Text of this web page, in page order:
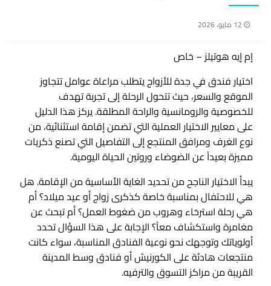
نُشر
12 مايو، 2026
إم إيه هوتيلز – خاص
اختيار فندق في جدة للأزواج يتطلب مراعاة عوامل تتجاوز
الموقع والسعر، حيث تتحول الرحلة إلى تجربة تهدف
للخصوصية والرومانسية والراحة المطلقة. يركز هذا الدليل
على معايير الاختيار العملية التي تضمن إقامة استثنائية، من
نوع الغرف ومرافق المنتجع إلى التفاصيل التي تصنع ذكريات
مميزة بعيداً عن الضوضاء وروتين الحياة اليومية.
يبدأ الاختيار الناجح من تحديد الغاية الأساسية من الإقامة. هل
هي للاحتفال بمناسبة خاصة كذكرى زواج أو عيد ميلاد؟ أم
هي رحلة استرخاء وهروب من ضغوط العمل؟ أم تبحث عن
مغامرة واستكشاف معاً؟ الإجابة على هذا السؤال تحدد
أولوياتك وتوجهك نحو نوعية الفنادق المناسبة، سواء كانت
منتجعات هادئة على الكورنيش أو فنادق وسط المدينة
القريبة من مراكز التسوق والترفيه.